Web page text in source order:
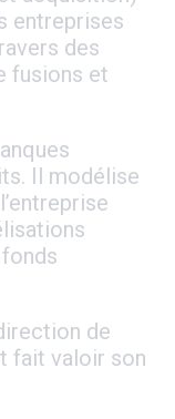
entreprises
des
fusions et
Il modélise
de
fait valoir son